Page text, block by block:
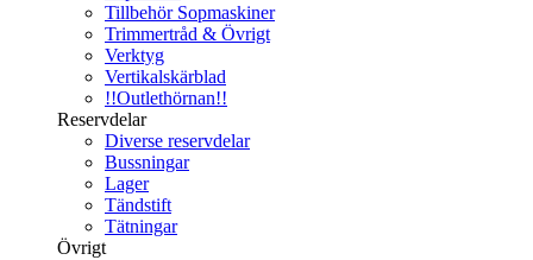
Tillbehör Sopmaskiner
Trimmertråd & Övrigt
Verktyg
Vertikalskärblad
!!Outlethörnan!!
Reservdelar
Diverse reservdelar
Bussningar
Lager
Tändstift
Tätningar
Övrigt